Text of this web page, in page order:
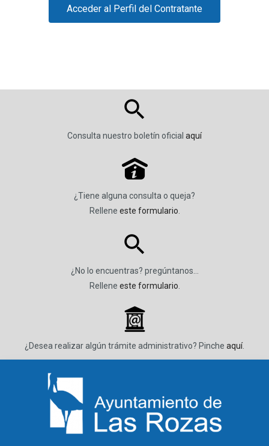
Acceder al Perfil del Contratante
Consulta nuestro boletín oficial aquí
P
¿Tiene alguna consulta o queja?
Rellene este formulario
¿No lo encuentras? pregúntanos…
Rellene este formulario
_
¿Desea realizar algún trámite administrativo? Pinche aquí.